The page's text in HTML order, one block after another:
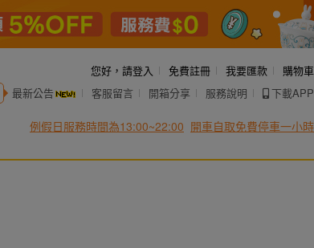
您好， 請登入 免費註冊 我要匯款
購物車
最新公告 客服留言 開箱分享 服務說明 下載APP
例假日服務時間為13:00~22:00 開車自取免費停車一小時